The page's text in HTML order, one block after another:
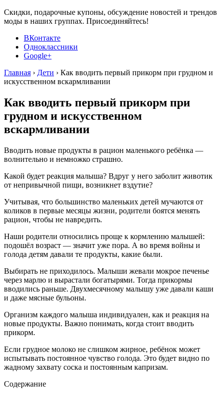
Скидки, подарочные купоны, обсуждение новостей и трендов
моды в наших группах. Присоединяйтесь!
ВКонтакте
Одноклассники
Google+
Главная › Дети › Как вводить первый прикорм при грудном и
искусственном вскармливании
Как вводить первый прикорм при
грудном и искусственном
вскармливании
Вводить новые продукты в рацион маленького ребёнка —
волнительно и немножко страшно.
Какой будет реакция малыша? Вдруг у него заболит животик
от непривычной пищи, возникнет вздутие?
Учитывая, что большинство маленьких детей мучаются от
коликов в первые месяцы жизни, родители боятся менять
рацион, чтобы не навредить.
Наши родители относились проще к кормлению малышей:
подошёл возраст — значит уже пора. А во время войны и
голода детям давали те продукты, какие были.
Выбирать не приходилось. Малыши жевали мокрое печенье
через марлю и вырастали богатырями. Тогда прикормы
вводились раньше. Двухмесячному малышу уже давали каши
и даже мясные бульоны.
Организм каждого малыша индивидуален, как и реакция на
новые продукты. Важно понимать, когда стоит вводить
прикорм.
Если грудное молоко не слишком жирное, ребёнок может
испытывать постоянное чувство голода. Это будет видно по
жадному захвату соска и постоянным капризам.
Содержание